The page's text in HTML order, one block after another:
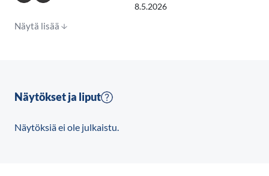
8.5.2026
Näytä lisää
Näytökset ja liput
Näytöksiä ei ole julkaistu.